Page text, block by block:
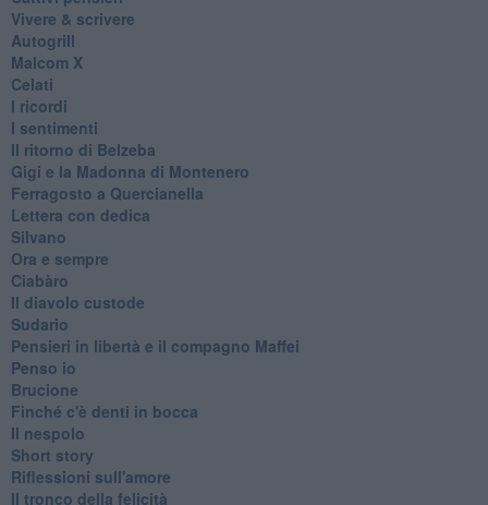
Vivere & scrivere
Autogrill
Malcom X
Celati
I ricordi
I sentimenti
Il ritorno di Belzeba
Gigi e la Madonna di Montenero
Ferragosto a Quercianella
Lettera con dedica
Silvano
Ora e sempre
Ciabàro
Il diavolo custode
Sudario
Pensieri in libertà e il compagno Maffei
Penso io
Brucione
Finché c'è denti in bocca
Il nespolo
Short story
Riflessioni sull'amore
Il tronco della felicità